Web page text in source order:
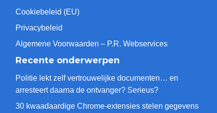
Cookiebeleid (EU)
Privacybeleid
Algemene Voorwaarden – P.R. Webservices
Recente onderwerpen
Politie lekt zelf vertrouwelijke documenten… en
arresteert daarna de ontvanger? Serieus?
30 kwaadaardige Chrome-extensies stelen gegevens